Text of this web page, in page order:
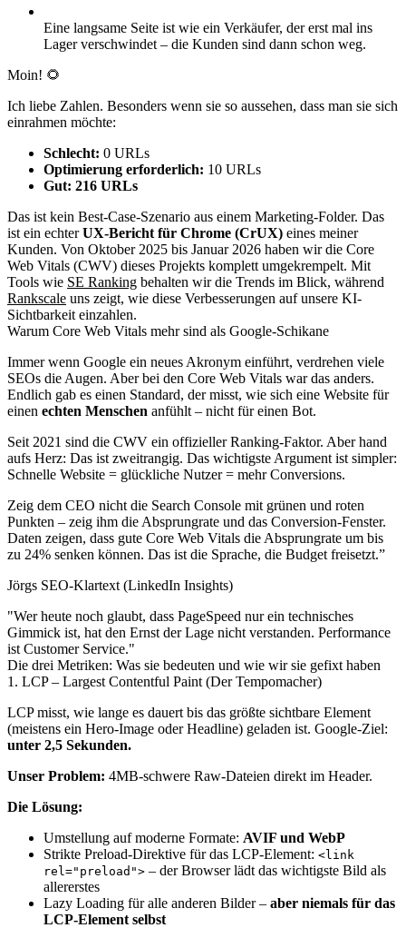
Eine langsame Seite ist wie ein Verkäufer, der erst mal ins
Lager verschwindet – die Kunden sind dann schon weg.
Moin! 🌻
Ich liebe Zahlen. Besonders wenn sie so aussehen, dass man sie sich
einrahmen möchte:
Schlecht: 0 URLs
Optimierung erforderlich: 10 URLs
Gut: 216 URLs
Das ist kein Best-Case-Szenario aus einem Marketing-Folder. Das
ist ein echterUX-Bericht für Chrome (CrUX) eines meiner
Kunden. Von Oktober 2025 bis Januar 2026 haben wir die Core
Web Vitals (CWV) dieses Projekts komplett umgekrempelt. Mit
Tools wie SE Ranking behalten wir die Trends im Blick, während
Rankscale uns zeigt, wie diese Verbesserungen auf unsere KI-
Sichtbarkeit einzahlen.
Warum Core Web Vitals mehr sind als Google-Schikane
Immer wenn Google ein neues Akronym einführt, verdrehen viele
SEOs die Augen. Aber bei den Core Web Vitals war das anders.
Endlich gab es einen Standard, der misst, wie sich eine Website für
einen echten Menschen anfühlt – nicht für einen Bot.
Seit 2021 sind die CWV ein offizieller Ranking-Faktor. Aber hand
aufs Herz: Das ist zweitrangig. Das wichtigste Argument ist simpler:
Schnelle Website = glückliche Nutzer = mehr Conversions.
Zeig dem CEO nicht die Search Console mit grünen und roten
Punkten – zeig ihm die Absprungrate und das Conversion-Fenster.
Daten zeigen, dass gute Core Web Vitals die Absprungrate um bis
zu 24% senken können. Das ist die Sprache, die Budget freisetzt.”
Jörgs SEO-Klartext (LinkedIn Insights)
"Wer heute noch glaubt, dass PageSpeed nur ein technisches
Gimmick ist, hat den Ernst der Lage nicht verstanden. Performance
ist Customer Service."
Die drei Metriken: Was sie bedeuten und wie wir sie gefixt haben
1. LCP – Largest Contentful Paint (Der Tempomacher)
LCP misst, wie lange es dauert bis das größte sichtbare Element
(meistens ein Hero-Image oder Headline) geladen ist. Google-Ziel:
unter 2,5 Sekunden.
Unser Problem: 4MB-schwere Raw-Dateien direkt im Header.
Die Lösung:
Umstellung auf moderne Formate: AVIF und WebP
Strikte Preload-Direktive für das LCP-Element: <link
rel="preload"> – der Browser lädt das wichtigste Bild als
allererstes
Lazy Loading für alle anderen Bilder – aber niemals für das
LCP-Element selbst